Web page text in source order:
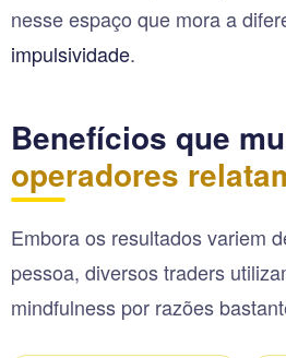
nesse espaço que mora a
impulsividade.
Benefícios que
operadores
Embora os resultados variem
pessoa, diversos traders
mindfulness por razões